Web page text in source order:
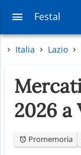
Festal
Italia Lazio
2026 a
Promemoria